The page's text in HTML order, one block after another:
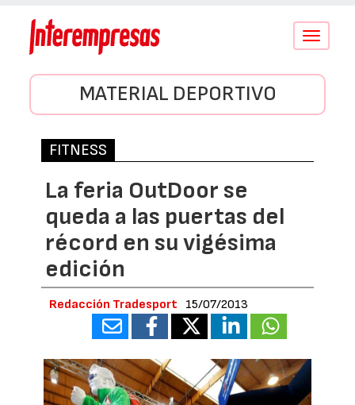
Conmutar
MATERIAL DEPORTIVO
FITNESS
La feria OutDoor se
queda a las puertas del
récord en su vigésima
edición
Redacción Tradesport 15/07/2013